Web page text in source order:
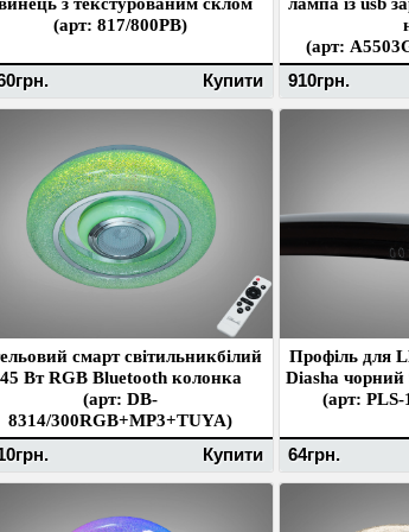
(арт: 817/800PB)
Купити
(арт:
910грн.
смарт світильникбілий
45 Вт RGB Bluetooth колонка
(арт: DB-
8314/300RGB+MP3+TUYA)
Купити
Профіль для
Diasha чорний
(арт:
64грн.